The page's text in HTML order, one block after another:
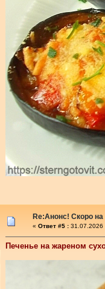
Re:Анонс! Скоро
« Ответ #5 : 31.07.2026
Печенье на жареном